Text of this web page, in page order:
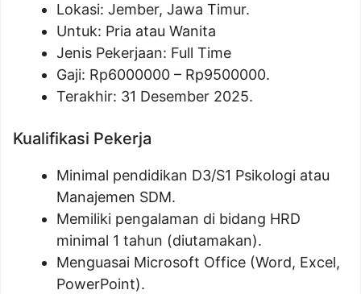
Lokasi: Jember, Jawa Timur.
Untuk: Pria atau Wanita
Jenis Pekerjaan: Full Time
Gaji: Rp6000000 – Rp9500000.
Terakhir: 31 Desember 2025.
Kualifikasi Pekerja
Minimal pendidikan D3/S1 Psikologi atau
Manajemen SDM.
Memiliki pengalaman di bidang HRD
minimal 1 tahun (diutamakan).
Menguasai Microsoft Office (Word, Excel,
PowerPoint).